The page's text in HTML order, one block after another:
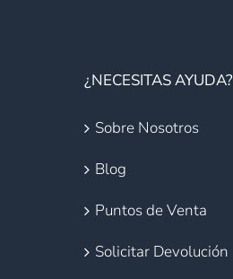
¿NECESITAS AYUDA?
Sobre Nosotros
Blog
Puntos de Venta
Solicitar Devolución